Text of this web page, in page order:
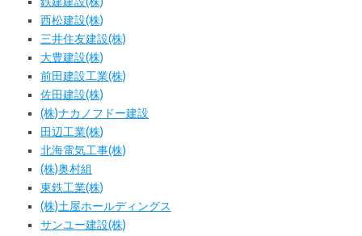
西松建設(株)
三井住友建設(株)
大豊建設(株)
前田建設工業(株)
佐田建設(株)
(株)ナカノフドー建設
田辺工業(株)
北海電気工事(株)
(株)奥村組
東鉄工業(株)
(株)土屋ホールディングス
サンユー建設(株)